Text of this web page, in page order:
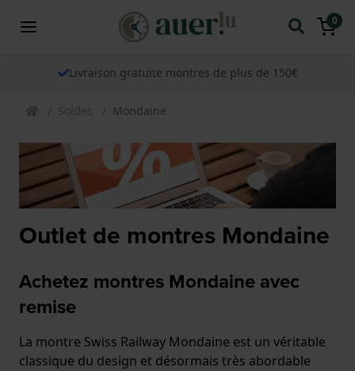
0
Livraison gratuite montres de plus de 150€
Soldes Mondaine
Outlet de montres Mondaine
Achetez montres Mondaine avec
remise
La montre Swiss Railway Mondaine est un véritable
classique du design et désormais très abordable